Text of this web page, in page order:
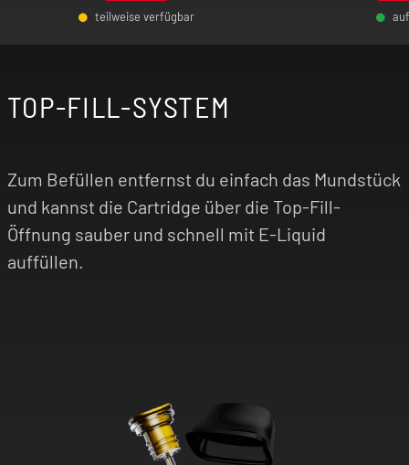
teilweise verfügbar
TOP-FILL-SYSTEM
Zum Befüllen entfernst du einfach das Mundstück
und kannst die Cartridge über die Top-Fill-
Öffnung sauber und schnell mit E-Liquid
auffüllen.